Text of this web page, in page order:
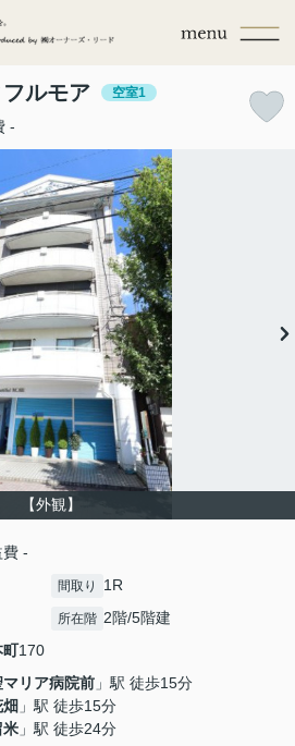
ルモア 空室1
-
【外観】
-
間取り 1R
所在階 2階/5階建
町170
マリア病院前 」駅 徒歩15分
」駅 徒歩15分
米 」駅 徒歩24分